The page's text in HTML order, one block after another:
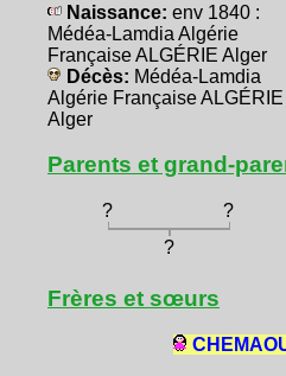
Naissance: env 1840 :
Médéa-Lamdia Algérie
Française ALGÉRIE Alger
Décès: Médéa-Lamdia
Algérie Française ALGÉRIE
Alger
Parents et grand-
? ?
?
Frères et sœurs